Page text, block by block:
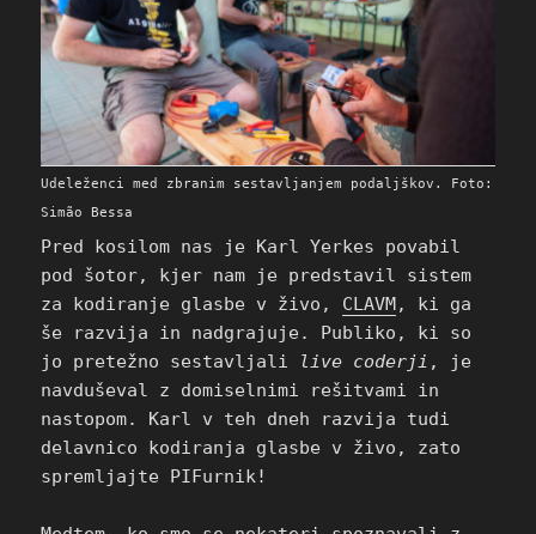
Udeleženci med zbranim sestavljanjem podaljškov. Foto:
Simão Bessa
Pred kosilom nas je Karl Yerkes povabil
pod šotor, kjer nam je predstavil sistem
za kodiranje glasbe v živo, CLAVM, ki ga
še razvija in nadgrajuje. Publiko, ki so
jo pretežno sestavljali live coderji , je
navduševal z domiselnimi rešitvami in
nastopom. Karl v teh dneh razvija tudi
delavnico kodiranja glasbe v živo, zato
spremljajte PIFurnik!